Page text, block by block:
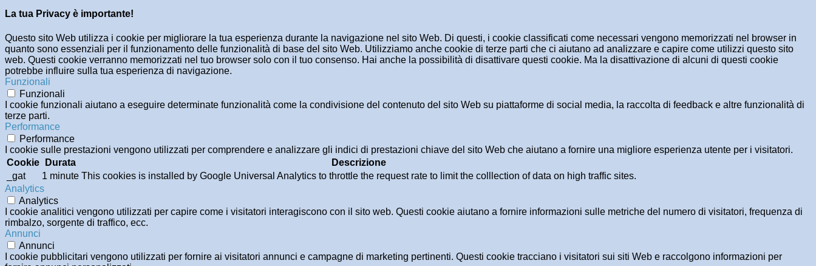
La tua Privacy è importante!
Questo sito Web utilizza i cookie per migliorare la tua esperienza durante la navigazione nel sito Web. Di questi, i cookie classificati come necessari vengono memorizzati nel browser in
quanto sono essenziali per il funzionamento delle funzionalità di base del sito Web. Utilizziamo anche cookie di terze parti che ci aiutano ad analizzare e capire come utilizzi questo sito
web. Questi cookie verranno memorizzati nel tuo browser solo con il tuo consenso. Hai anche la possibilità di disattivare questi cookie. Ma la disattivazione di alcuni di questi cookie
potrebbe influire sulla tua esperienza di navigazione.
Funzionali
Funzionali
I cookie funzionali aiutano a eseguire determinate funzionalità come la condivisione del contenuto del sito Web su piattaforme di social media, la raccolta di feedback e altre funzionalità di
terze parti.
Performance
Performance
I cookie sulle prestazioni vengono utilizzati per comprendere e analizzare gli indici di prestazioni chiave del sito Web che aiutano a fornire una migliore esperienza utente per i visitatori.
Cookie
Durata
Descrizione
_gat
1 minute This cookies is installed by Google Universal Analytics to throttle the request rate to limit the colllection of data on high traffic sites.
Analytics
Analytics
I cookie analitici vengono utilizzati per capire come i visitatori interagiscono con il sito web. Questi cookie aiutano a fornire informazioni sulle metriche del numero di visitatori, frequenza di
rimbalzo, sorgente di traffico, ecc.
Annunci
Annunci
I cookie pubblicitari vengono utilizzati per fornire ai visitatori annunci e campagne di marketing pertinenti. Questi cookie tracciano i visitatori sui siti Web e raccolgono informazioni per